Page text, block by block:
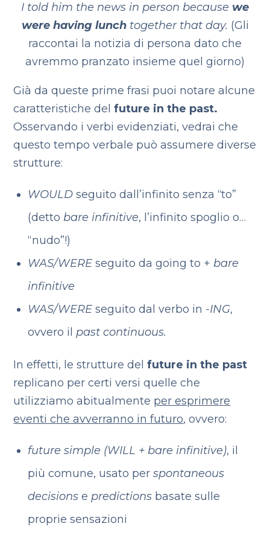
I told him the news in person because we
were having lunchtogether that day. (Gli
raccontai la notizia di persona dato che
avremmo pranzato insieme quel giorno)
Già da queste prime frasi puoi notare alcune
caratteristiche delfuture in the past.
Osservando i verbi evidenziati, vedrai che
questo tempo verbale può assumere diverse
strutture:
WOULDseguito dall’infinito senza “to”
(detto bare infinitive, l’infinito spoglio o…
“nudo”!)
WAS/WEREseguito da going to + bare
infinitive
WAS/WEREseguito dal verbo in -ING,
ovvero il past continuous.
In effetti, le strutture delfuture in the past
replicano per certi versi quelle che
utilizziamo abitualmente per esprimere
eventi che avverranno in futuro, ovvero:
future simple (WILL + bare infinitive), il
più comune, usato per spontaneous
decisionse predictionsbasate sulle
proprie sensazioni